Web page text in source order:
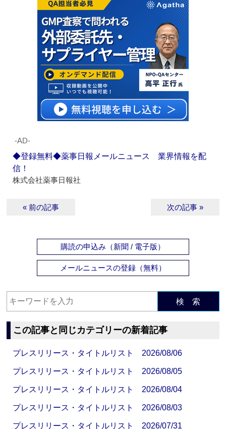
‐AD‐
◆登録無料◆薬事日報メールニュース 業界情報を配
信！
株式会社薬事日報社
« 前の記事 次の記事 »
購読の申込み（新聞 / 電子版）
メールニュースの登録（無料）
検 索
この記事と同じカテゴリーの新着記事
プレスリリース・タイトルリスト 2026/08/06
プレスリリース・タイトルリスト 2026/08/05
プレスリリース・タイトルリスト 2026/08/04
プレスリリース・タイトルリスト 2026/08/03
プレスリリース・タイトルリスト 2026/07/31